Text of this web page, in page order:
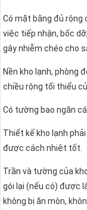
Có mặt bằng đủ
việc tiếp nhận, bốc
gây nhiễm chéo cho
Nền kho lạnh, phòng
chiều rộng tối thiểu
Có tường bao ngăn
Thiết kế kho lạnh
được cách nhiệt tốt.
Trần và tường của
gói lại (nếu có) được
không bị ăn mòn,